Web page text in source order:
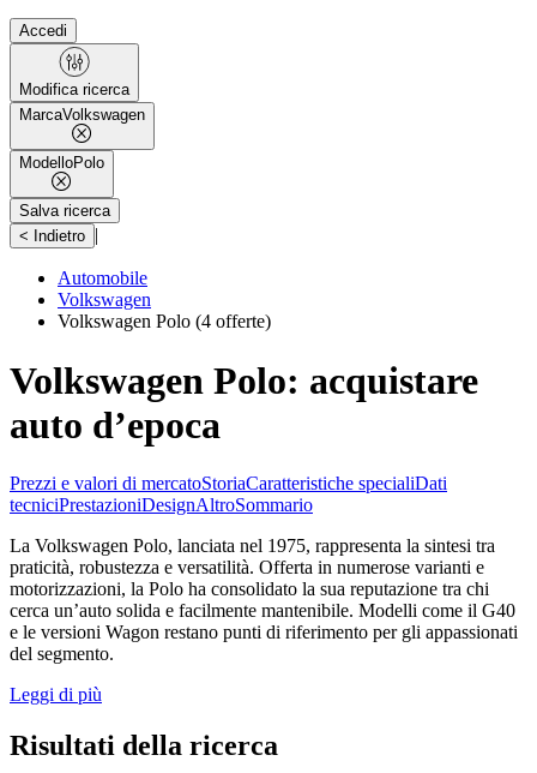
Accedi
Modifica ricerca
MarcaVolkswagen
ModelloPolo
Salva ricerca
< Indietro |
Automobile
Volkswagen
Volkswagen Polo (4 offerte)
Volkswagen Polo: acquistare
auto d’epoca
Prezzi e valori di mercatoStoriaCaratteristiche specialiDati
tecniciPrestazioniDesignAltroSommario
La Volkswagen Polo, lanciata nel 1975, rappresenta la sintesi tra
praticità, robustezza e versatilità. Offerta in numerose varianti e
motorizzazioni, la Polo ha consolidato la sua reputazione tra chi
cerca un’auto solida e facilmente mantenibile. Modelli come il G40
e le versioni Wagon restano punti di riferimento per gli appassionati
del segmento.
Leggi di più
Risultati della ricerca